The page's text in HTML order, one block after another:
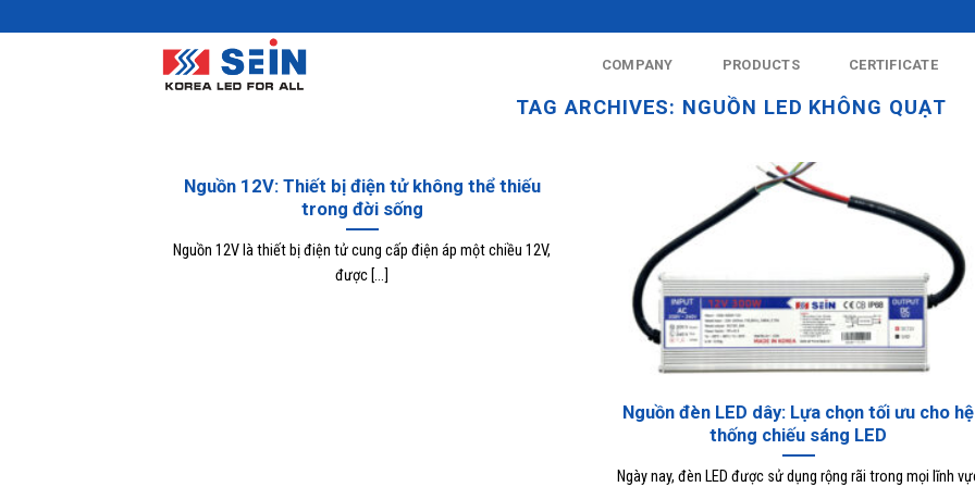
to
COMPANY PRODUCTS CERTIFICATE
TAG ARCHIVES: NGUỒN LED KHÔNG QUẠT
Nguồn 12V: Thiết bị điện tử không thể thiếu
trong đời sống
Nguồn 12V là thiết bị điện tử cung cấp điện áp một chiều 12V,
được [...]
Nguồn đèn LED dây: Lựa chọn tối ưu cho hệ
thống chiếu sáng LED
Ngày nay, đèn LED được sử dụng rộng rãi trong mọi lĩnh